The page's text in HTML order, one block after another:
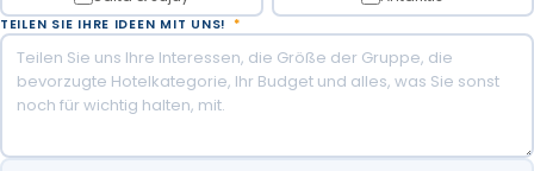
TEILEN SIE IHRE IDEEN MIT UNS! *